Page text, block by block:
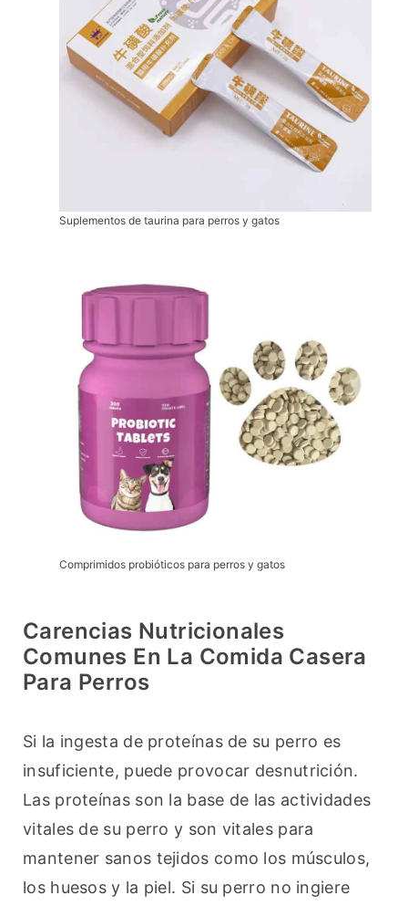
Suplementos de taurina para perros y gatos
Comprimidos probióticos para perros y gatos
Carencias Nutricionales
Comunes En La Comida Casera
Para Perros
Si la ingesta de proteínas de su perro es
insuficiente, puede provocar desnutrición.
Las proteínas son la base de las actividades
vitales de su perro y son vitales para
mantener sanos tejidos como los músculos,
los huesos y la piel. Si su perro no ingiere